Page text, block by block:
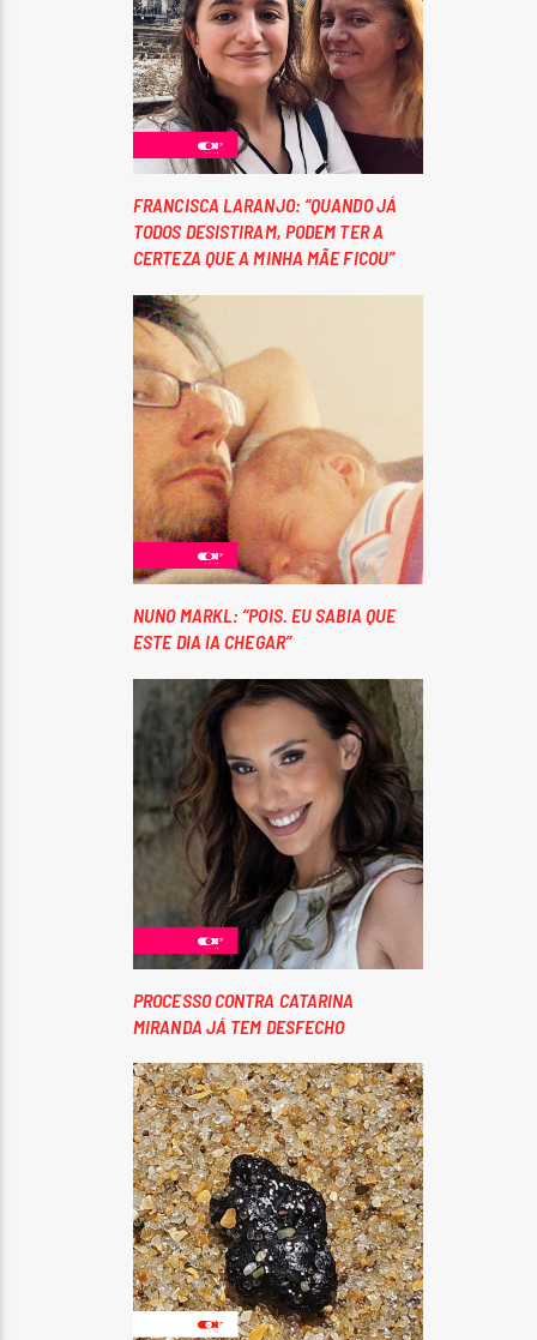
FRANCISCA LARANJO: “QUANDO JÁ
TODOS DESISTIRAM, PODEM TER A
CERTEZA QUE A MINHA MÃE FICOU”
NUNO MARKL: “POIS. EU SABIA QUE
ESTE DIA IA CHEGAR”
PROCESSO CONTRA CATARINA
MIRANDA JÁ TEM DESFECHO